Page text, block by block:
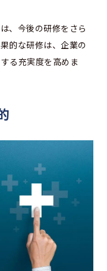
、今後の研修をさら
的な研修は、企業の
る充実度を高めま